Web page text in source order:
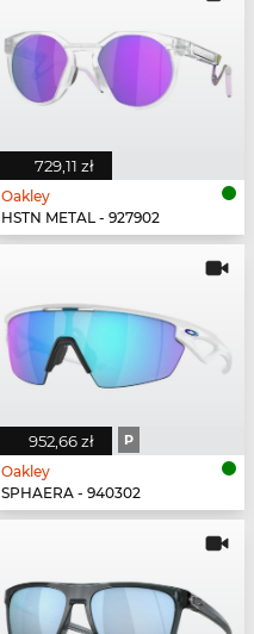
729,11 zł
Oakley
HSTN METAL - 927902
952,66 zł P
Oakley
SPHAERA - 940302